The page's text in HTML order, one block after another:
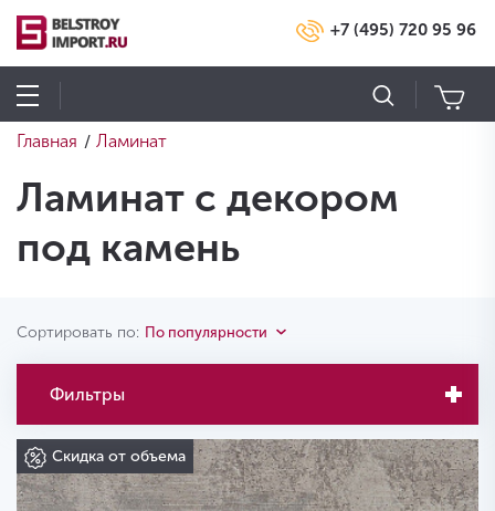
+7 (495) 720 95 96
Главная / Ламинат
Ламинат с декором
под камень
Сортировать по: По популярности
Фильтры
Скидка от объема